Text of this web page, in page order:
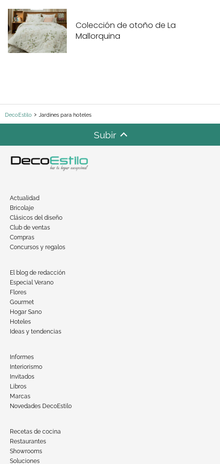
Colección de otoño de La
Mallorquina
DecoEstilo Jardines para hoteles
Subir
Actualidad
Bricolaje
Clásicos del diseño
Club de ventas
Compras
Concursos y regalos
El blog de redacción
Especial Verano
Flores
Gourmet
Hogar Sano
Hoteles
Ideas y tendencias
Informes
Interiorismo
Invitados
Libros
Marcas
Novedades DecoEstilo
Recetas de cocina
Restaurantes
Showrooms
Soluciones